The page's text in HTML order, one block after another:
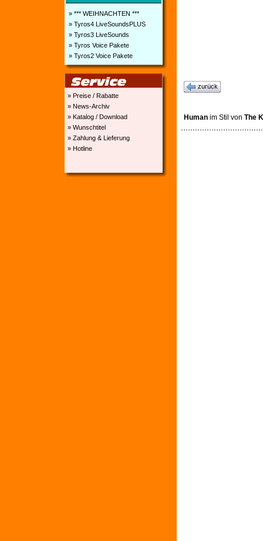
» *** WEIHNACHTEN ***
» Tyros4 LiveSoundsPLUS
» Tyros3 LiveSounds
» Tyros Voice Pakete
» Tyros2 Voice Pakete
» Preise / Rabatte
» News-Archiv
» Katalog / Download
» Wunschtitel
» Zahlung & Lieferung
» Hotline
zurück
Human im Stil von The